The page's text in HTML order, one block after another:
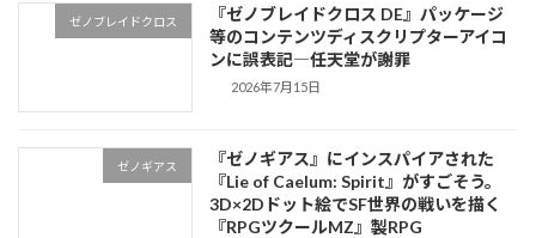
ゼノブレイドクロス
『ゼノブレイドクロス DE』パッケージ
等のコンテンツディスクリプターアイコ
ンに誤表記―任天堂が謝罪
2026年7月15日
ゼノギアス
『ゼノギアス』にインスパイアされた
『Lie of Caelum: Spirit』がすごそう。
3D×2Dドット絵でSF世界の戦いを描く
『RPGツクールMZ』製RPG